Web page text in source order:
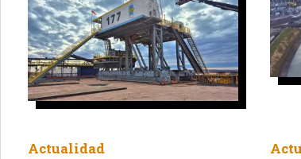
Actualidad